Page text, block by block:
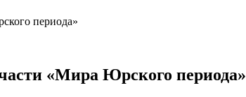
периода»
«Мира Юрского периода»